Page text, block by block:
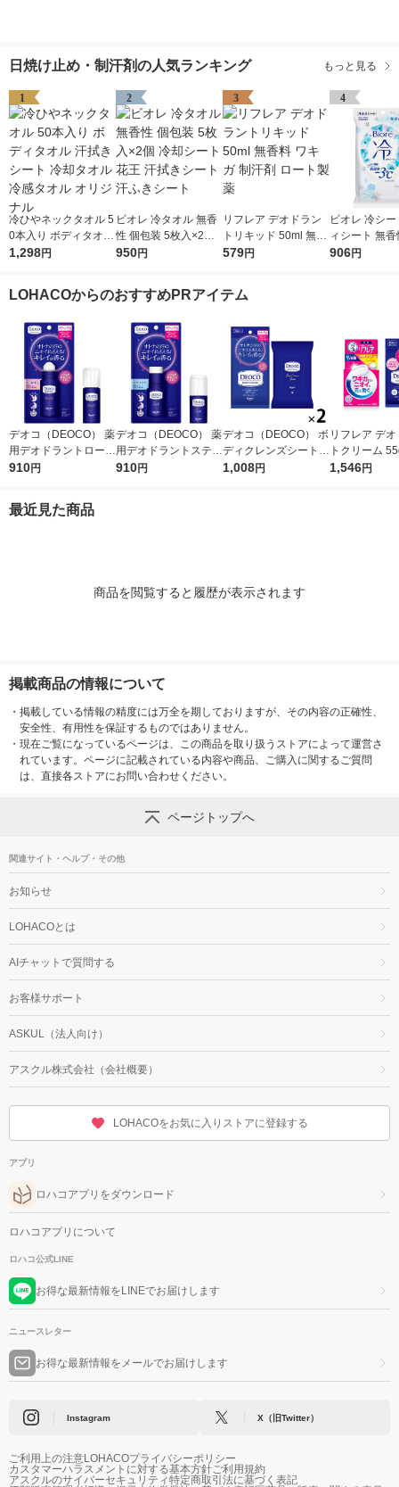
日焼け止め・制汗剤の人気ランキング もっと見る
1
冷ひやネックタオル 5
0本入り ボディタオル
汗拭きシート 冷却タ
1,298円
2
ビオレ 冷タオル 無香
性 個包装 5枚入×2個
冷却シート 花王 汗拭
950円
3
リフレア デオドラン
トリキッド 50ml 無香
料 ワキガ 制汗剤 ロー
579円
4
ビオレ 冷シ
ィシート 無
入×2個 花王
906円
LOHACOからのおすすめPRアイテム
デオコ（DEOCO） 薬
用デオドラントロール
オン 30ml ロート製薬
910円
デオコ（DEOCO） 薬
用デオドラントスティ
ック 13g ロート製薬
910円
デオコ（DEOCO） ボ
ディクレンズシート 3
6枚入×2個 ロート製薬
1,008円
リフレア デ
トクリーム
オコ（
1,546円
最近見た商品
商品を閲覧すると履歴が表示されます
掲載商品の情報について
・ 掲載している情報の精度には万全を期しておりますが、その内容の正確性、
安全性、有用性を保証するものではありません。
・ 現在ご覧になっているページは、この商品を取り扱うストアによって運営さ
れています。ページに記載されている内容や商品、ご購入に関するご質問
は、直接各ストアにお問い合わせください。
ページトップへ
関連サイト・ヘルプ・その他
お知らせ
LOHACOとは
AIチャットで質問する
お客様サポート
ASKUL（法人向け）
アスクル株式会社（会社概要）
LOHACOをお気に入りストアに登録する
アプリ
ロハコアプリをダウンロード
ロハコアプリについて
ロハコ公式LINE
お得な最新情報をLINEでお届けします
ニュースレター
お得な最新情報をメールでお届けします
Instagram X（旧Twitter）
ご利用上の注意LOHACOプライバシーポリシー
カスタマーハラスメントに対する基本方針ご利用規約
アスクルのサイバーセキュリティ特定商取引法に基づく表記